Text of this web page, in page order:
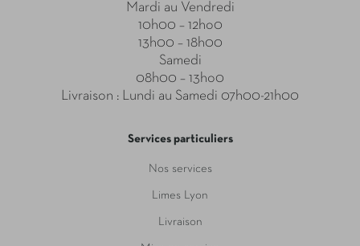
Mardi au Vendredi
10h00 – 12ho0
13h00 – 18h00
Samedi
08h00 – 13ho0
Livraison : Lundi au Samedi 07h00-21h00
Services particuliers
Nos services
Limes Lyon
Livraison